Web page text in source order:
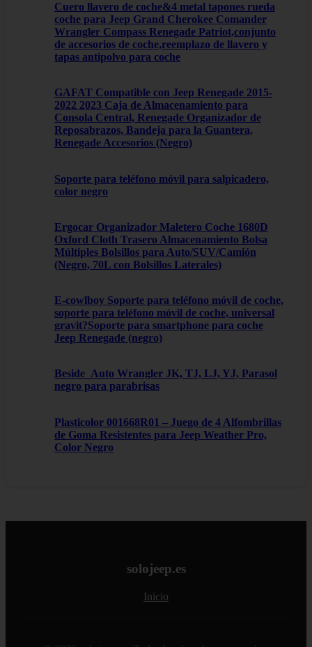
Cuero llavero de coche&4 metal tapones rueda
coche para Jeep Grand Cherokee Comander
Wrangler Compass Renegade Patriot,conjunto
de accesorios de coche,reemplazo de llavero y
tapas antipolvo para coche
GAFAT Compatible con Jeep Renegade 2015-
2022 2023 Caja de Almacenamiento para
Consola Central, Renegade Organizador de
Reposabrazos, Bandeja para la Guantera,
Renegade Accesorios (Negro)
Soporte para teléfono móvil para salpicadero,
color negro
Ergocar Organizador Maletero Coche 1680D
Oxford Cloth Trasero Almacenamiento Bolsa
Múltiples Bolsillos para Auto/SUV/Camión
(Negro, 70L con Bolsillos Laterales)
E-cowlboy Soporte para teléfono móvil de coche,
soporte para teléfono móvil de coche, universal
gravit?Soporte para smartphone para coche
Jeep Renegade (negro)
Beside_Auto Wrangler JK, TJ, LJ, YJ, Parasol
negro para parabrisas
Plasticolor 001668R01 – Juego de 4 Alfombrillas
de Goma Resistentes para Jeep Weather Pro,
Color Negro
solojeep.es
Inicio